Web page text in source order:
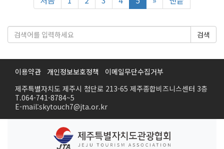
검색
이용약관 개인정보보호정책
이메일무단수집거부
제주특별자치도 제주시 첨단로 213-65 제주종합비즈니스센터 3층
T.064-741-8784~5
E-mail:skytouch7@jta.or.kr